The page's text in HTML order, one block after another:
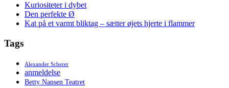
Kuriositeter i dybet
Den perfekte Ø
Kat på et varmt bliktag – sætter øjets hjerte i flammer
Tags
Alexander Scherer
anmeldelse
Betty Nansen Teatret